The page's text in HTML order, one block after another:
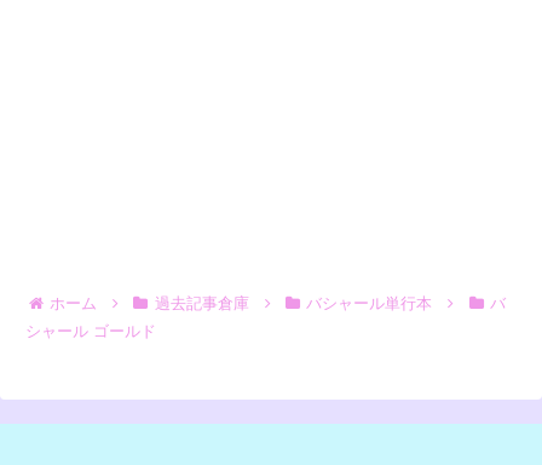
ホーム 過去記事倉庫 バシャール単行本
バ
シャール ゴールド